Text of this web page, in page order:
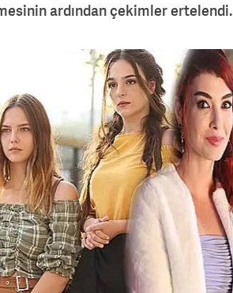
ardından çekimler ertelendi.